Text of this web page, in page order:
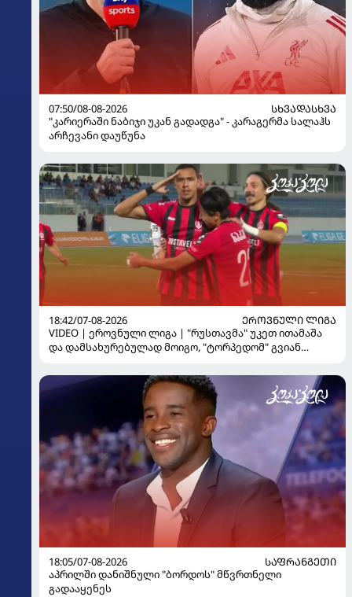
07:50/08-08-2026
ᲡᲮᲕᲐᲓᲐᲡᲮᲕᲐ
"კარიერაში ნაბიჯი უკან გადადგა" - კარაგერმა სალაჰს
არჩევანი დაუწუნა
18:42/07-08-2026
ᲔᲠᲝᲕᲜᲣᲚᲘ ᲚᲘᲒᲐ
VIDEO | ეროვნული ლიგა | "რუსთავმა" უკეთ ითამაშა
და დამსახურებულად მოიგო, "ტორპედომ" გვიან
18:05/07-08-2026
ᲡᲐᲤᲠᲐᲜᲒᲔᲗᲘ
აპრილში დანიშნული "ბორდოს" მწვრთნელი
გადააყენეს